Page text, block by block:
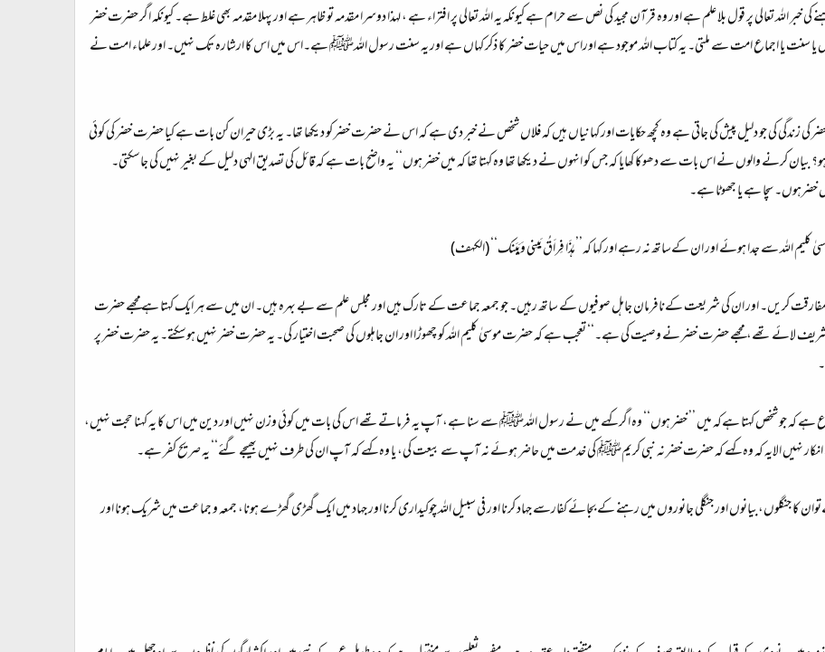
تعالی پر قول بلا علم ہے اور وہ قرآن مجید کی نص سے حرام ہے کیونکہ یہ اللہ تعالی پر افتراء ہے ، لہذا دوسرا مقدمہ تو ظاہر ہے اور پہلا مقدمہ بھی غلط ہے۔ کیونکہ اگر حضرت خضر
میں یا سنت یا اجماع امت سے ملتی۔ یہ کتاب اللہ موجود ہے اوراس میں حیات خضر کا ذکر کہاں ہے اور یہ سنت رسول اللہﷺ ہے۔اس میں اس کا ارشارہ تک نہیں۔ اور علماء امت نے
کی جو دلیل پیش کی جاتی ہے وہ کچھ حکایات اور کہانیاں ہیں کہ فلاں شخص نے خبر دی ہے کہ اس نے حضرت خضر کو دیکھا تھا۔ یہ بڑی حیران کن بات ہے کیا حضرت خضر کی کوئی
کرنے والوں نے اس بات سے دھوکا کھایا کہ جس کو انہوں نے دیکھا تھا وہ کہتا تھا کہ میں خضر ہوں‘‘ یہ واضح بات ہے کہ قائل کی تصدیق الہی دلیل کے بغیر نہیں کی جاسکتی۔
میں خضرہوں۔ سچا ہے یا جھوٹا ہے۔
سے جدا ہوئے اور ان کےساتھ نہ رہے اور کہا کہ’’هٰذَا فِراَقُ بَينِى وَبَيَنك‘‘ (الکہف)
مفارقت کریں۔ اور ان کی شریعت کےنافرمان جاہل صوفیوں کے ساتھ رہیں۔ جو جمعہ جماعت کے تارک ہیں اور مجلس علم سے بے بہرہ ہیں۔ ان میں سے ہر ایک کہتا ہےمجھے حضرت
لائے تھے، مجھے حضرت خضر نے وصیت کی ہے۔‘‘ تعجب ہے کہ حضرت موسیٰ کلیم اللہ کو چھوڑا اور ان جاہلوں کی صحبت اختیار کی۔ یہ حضرت خضر نہیں ہوسکتے۔ یہ حضرت خضر پر
جو شخص کہتا ہےکہ میں ’’ خضر ہوں‘‘ وہ اگر کہے میں نے رسول اللہﷺ سے سنا ہے، آپ یہ فرماتےتھے اس کی بات میں کوئی وزن نہیں اور دین میں اس کا یہ کہنا حجت نہیں،
نہیں الایہ کہ وہ کہے کہ حضرت خضر نہ نبی کریمﷺ کی خدمت میں حاضر ہوئے نہ آپ سے بیعت کی، یا وہ کہے کہ آپ ان کی طرف نہیں بھیجے گئے‘‘ یہ صریح کفر ہے۔
جنگلوں،بیانوں اور جنگلی جانوروں میں رہنے کے بجائے کفارسے جہاد کرنا اور فی سبیل اللہ چوکیداری کرنا اور جہاد میں ایک گھڑی گھڑے ہونا، جمعہ و جماعت میں شریک ہونا اور